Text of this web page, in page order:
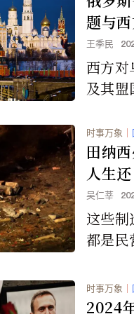
题与
王季民
西方对
及其盟
时事万象 ｜
田纳
人生还
吴仁莘
这些制
都是民
祸。
时事万象 ｜
2024